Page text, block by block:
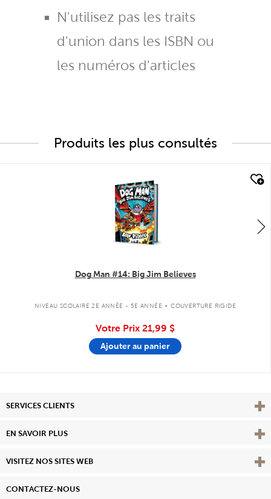
N'utilisez pas les traits
d'union dans les ISBN ou
les numéros d'articles
Produits les plus consultés
Dog Man #14: Big Jim Believes
NIVEAU SCOLAIRE 2E ANNÉE - 5E ANNÉE . COUVERTURE RIGIDE
Votre Prix 21,99 $
Ajouter au panier
SERVICES CLIENTS
EN SAVOIR PLUS View
VISITEZ NOS SITES WEB
CONTACTEZ-NOUS